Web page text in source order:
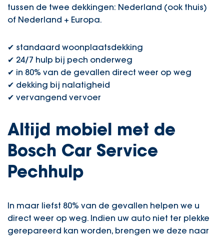
tussen de twee dekkingen: Nederland (ook thuis)
of Nederland + Europa.
✔ standaard woonplaatsdekking
✔ 24/7 hulp bij pech onderweg
✔ in 80% van de gevallen direct weer op weg
✔ dekking bij nalatigheid
✔ vervangend vervoer
Altijd mobiel met de
Bosch Car Service
Pechhulp
In maar liefst 80% van de gevallen helpen we u
direct weer op weg. Indien uw auto niet ter plekke
gerepareerd kan worden, brengen we deze naar